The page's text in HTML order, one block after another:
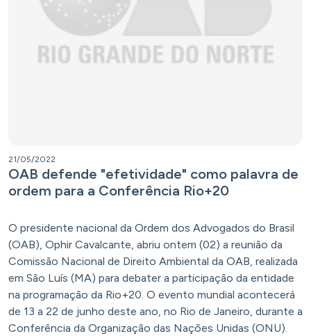
21/05/2022
OAB defende "efetividade" como palavra de
ordem para a Conferência Rio+20
O presidente nacional da Ordem dos Advogados do Brasil
(OAB), Ophir Cavalcante, abriu ontem (02) a reunião da
Comissão Nacional de Direito Ambiental da OAB, realizada
em São Luís (MA) para debater a participação da entidade
na programação da Rio+20. O evento mundial acontecerá
de 13 a 22 de junho deste ano, no Rio de Janeiro, durante a
Conferência da Organização das Nações Unidas (ONU).